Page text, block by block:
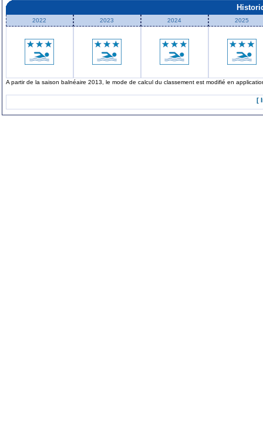
2022 2023 2024 2025
A partir de la saison balnéaire 2013, le mode de calcul du classement est modifié en
[